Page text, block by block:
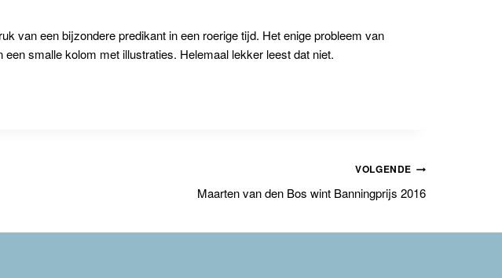
van een bijzondere predikant in een roerige tijd. Het enige probleem van
smalle kolom met illustraties. Helemaal lekker leest dat niet.
VOLGENDE
Maarten van den Bos wint Banningprijs 2016